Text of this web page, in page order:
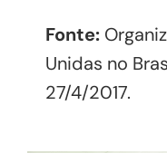
Fonte:
Unidas no
27/4/2017.